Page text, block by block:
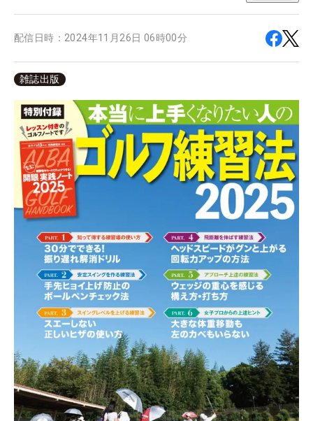
配信日時： 2024年11月26日 06時00分
雑誌出版